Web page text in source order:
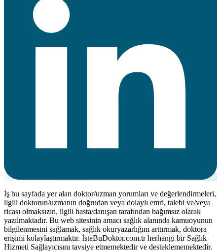
İş bu sayfada yer alan doktor/uzman yorumları ve değerlendirmeleri,
ilgili doktorun/uzmanın doğrudan veya dolaylı emri, talebi ve/veya
ricası olmaksızın, ilgili hasta/danışan tarafından bağımsız olarak
yazılmaktadır. Bu web sitesinin amacı sağlık alanında kamuoyunun
bilgilenmesini sağlamak, sağlık okuryazarlığını arttırmak, doktora
erişimi kolaylaştırmaktır. İsteBuDoktor.com.tr herhangi bir Sağlık
Hizmeti Sağlayıcısını tavsiye etmemektedir ve desteklememektedir.